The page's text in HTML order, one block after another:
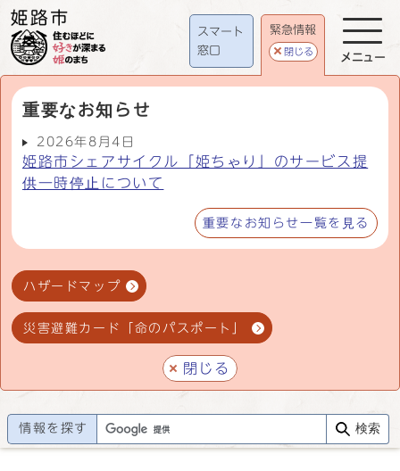
スマート
窓口
緊急情報
閉じる
重要なお知らせ
2026年8月4日
姫路市シェアサイクル「姫ちゃり」のサービス提
供一時停止について
重要なお知らせ一覧を見る
ハザードマップ
災害避難カード「命のパスポート」
閉じる
メニュー
情報を探す 検索